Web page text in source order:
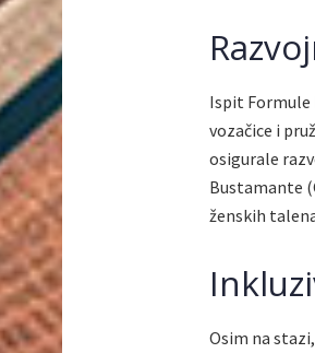
Ispit Formule
vozačice i
osigurale
Bustamante
ženskih
Osim na